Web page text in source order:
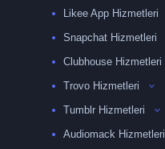
Likee App Hizmetleri
Snapchat Hizmetleri
Clubhouse Hizmetleri
Trovo Hizmetleri
Tumblr Hizmetleri
Audiomack Hizmetleri